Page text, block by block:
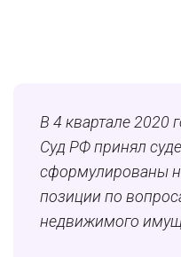
В 4 квартале 2020
Суд РФ принял
сформулированы
позиции по
недвижимого